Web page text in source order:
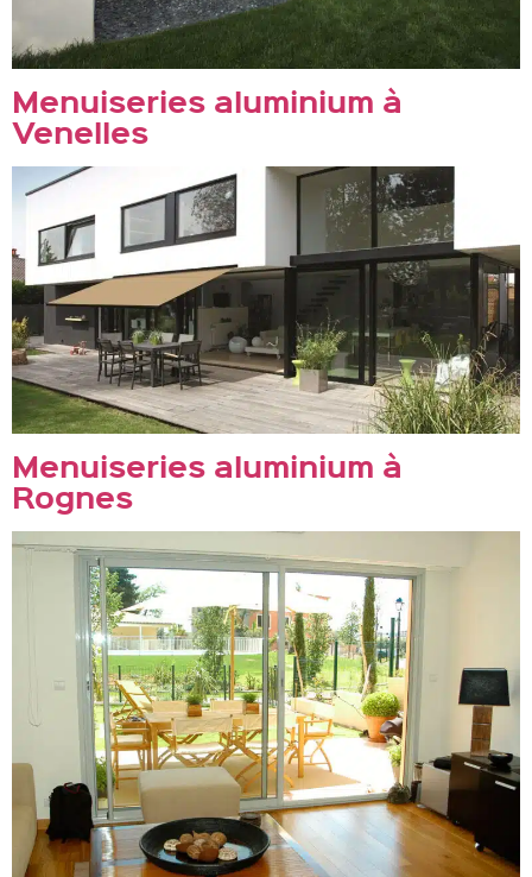
Menuiseries aluminium à
Venelles
Menuiseries aluminium à
Rognes